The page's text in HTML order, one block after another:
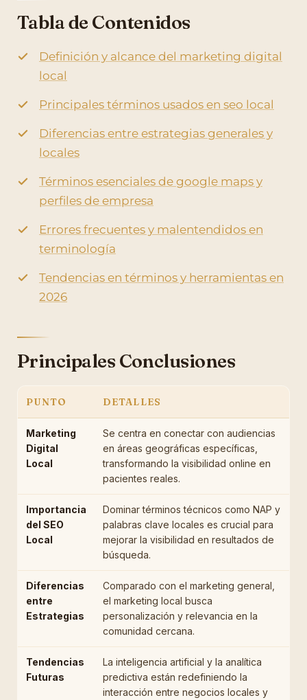
Tabla de Contenidos
Definición y alcance del marketing digital
local
Principales términos usados en seo local
Diferencias entre estrategias generales y
locales
Términos esenciales de google maps y
perfiles de empresa
Errores frecuentes y malentendidos en
terminología
Tendencias en términos y herramientas en
2026
Principales Conclusiones
PUNTO DETALLES
Marketing
Digital
Local
Se centra en conectar con audiencias
en áreas geográficas específicas,
transformando la visibilidad online en
pacientes reales.
Importancia
del SEO
Local
Dominar términos técnicos como NAP y
palabras clave locales es crucial para
mejorar la visibilidad en resultados de
búsqueda.
Diferencias
entre
Estrategias
Comparado con el marketing general,
el marketing local busca
personalización y relevancia en la
comunidad cercana.
Tendencias
Futuras
La inteligencia artificial y la analítica
predictiva están redefiniendo la
interacción entre negocios locales y